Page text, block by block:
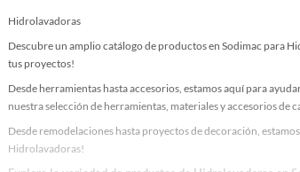
Hidrolavadoras
Descubre un amplio catálogo de productos en Sodimac para
tus proyectos!
Desde herramientas hasta accesorios, estamos aquí para
nuestra selección de herramientas, materiales y accesorios de
Desde remodelaciones hasta proyectos de decoración,
Hidrolavadoras!